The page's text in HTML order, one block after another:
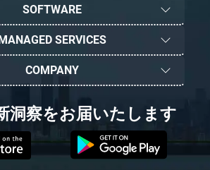
SOFTWARE
MANAGED SERVICES
COMPANY
洞察をお届いたします